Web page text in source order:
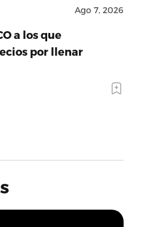
Ago 7, 2026
a los que
por llenar